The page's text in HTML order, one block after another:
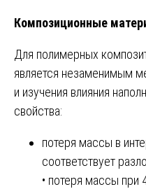
Композиционные
Для полимерных
является незаменимым
и изучения влияния
свойства:
потеря массы в
соответствует
• потеря массы